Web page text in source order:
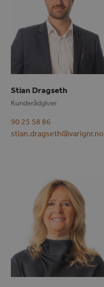
Stian Dragseth
Kunderådgiver
90 25 58 86
stian.dragseth@varignr.no